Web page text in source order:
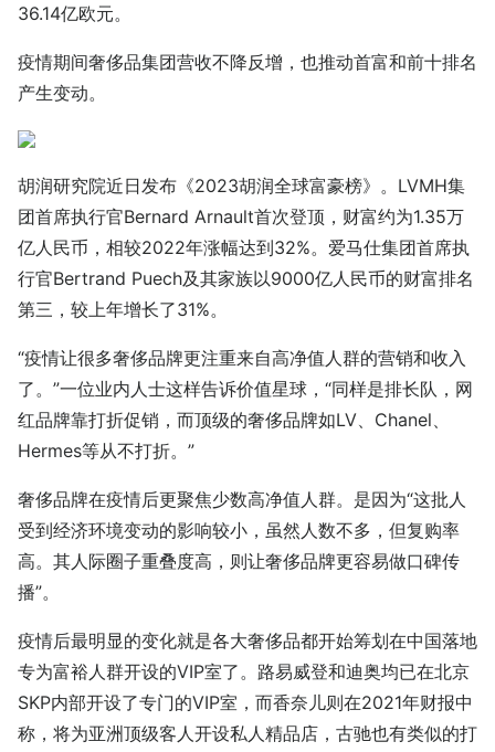
36.14亿欧元。
疫情期间奢侈品集团营收不降反增，也推动首富和前十排名
产生变动。
胡润研究院近日发布《2023胡润全球富豪榜》。LVMH集
团首席执行官Bernard Arnault首次登顶，财富约为1.35万
亿人民币，相较2022年涨幅达到32%。爱马仕集团首席执
行官Bertrand Puech及其家族以9000亿人民币的财富排名
第三，较上年增长了31%。
“疫情让很多奢侈品牌更注重来自高净值人群的营销和收入
了。”一位业内人士这样告诉价值星球，“同样是排长队，网
红品牌靠打折促销，而顶级的奢侈品牌如LV、Chanel、
Hermes等从不打折。”
奢侈品牌在疫情后更聚焦少数高净值人群。是因为“这批人
受到经济环境变动的影响较小，虽然人数不多，但复购率
高。其人际圈子重叠度高，则让奢侈品牌更容易做口碑传
播”。
疫情后最明显的变化就是各大奢侈品都开始筹划在中国落地
专为富裕人群开设的VIP室了。路易威登和迪奥均已在北京
SKP内部开设了专门的VIP室，而香奈儿则在2021年财报中
称，将为亚洲顶级客人开设私人精品店，古驰也有类似的打